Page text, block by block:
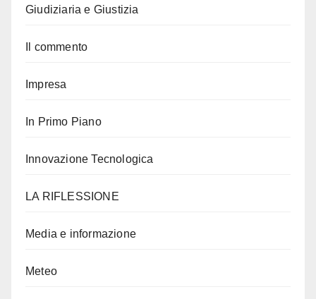
Giudiziaria e Giustizia
Il commento
Impresa
In Primo Piano
Innovazione Tecnologica
LA RIFLESSIONE
Media e informazione
Meteo